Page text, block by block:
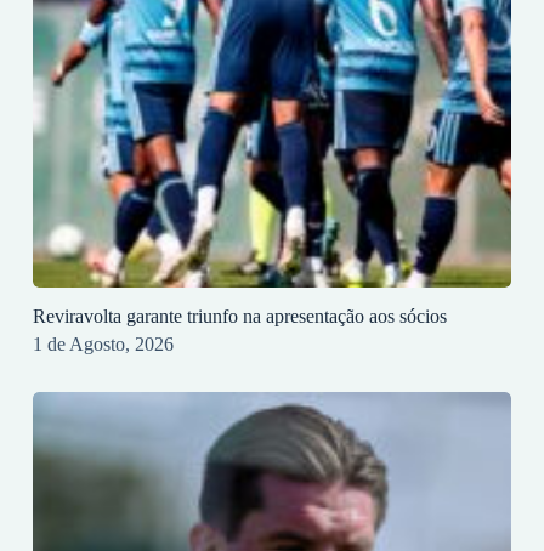
Reviravolta garante triunfo na apresentação aos sócios
1 de Agosto, 2026